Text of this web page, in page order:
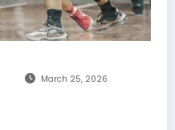
March 25, 2026